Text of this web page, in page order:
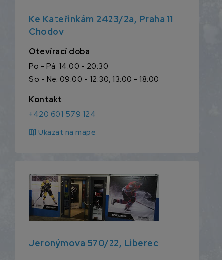
Ke Kateřinkám 2423/2a, Praha 11
Chodov
Otevírací doba
Po - Pá: 14:00 - 20:30
So - Ne: 09:00 - 12:30, 13:00 - 18:00
Kontakt
+420 601 579 124
map Ukázat na mapě
Jeronýmova 570/22, Liberec